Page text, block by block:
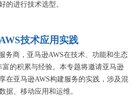
的进行技术选型。
技术应用实践
务商，亚马逊AWS在技术、功能和生态
的积累与经验。本专题将邀请亚马逊
在亚马逊AWS构建服务的实践，涉及混
据、移动应用和运维。